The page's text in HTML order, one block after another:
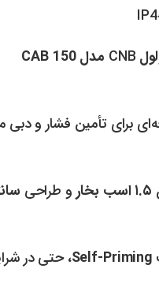
CNB مدل CAB 150
برای تأمین فشار و
۱.۵ اسب بخار و طراحی
Self-Priming، حتی در